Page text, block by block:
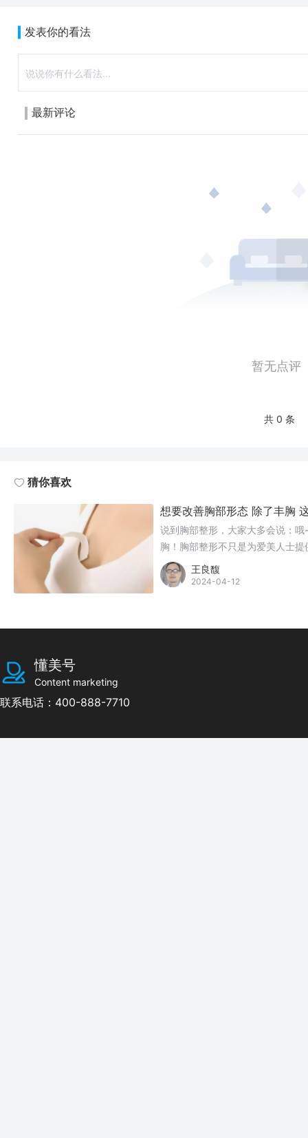
发表你的看法
最新评论
暂无点评
共 0 条
猜你喜欢
想要改善胸部形态 除了丰胸
说到胸部整形，大家大多会说：
胸！胸部整形不只是为爱美人士提
王良馥
2024-04-12
懂美号
Content marketing
联系电话：400-888-7710